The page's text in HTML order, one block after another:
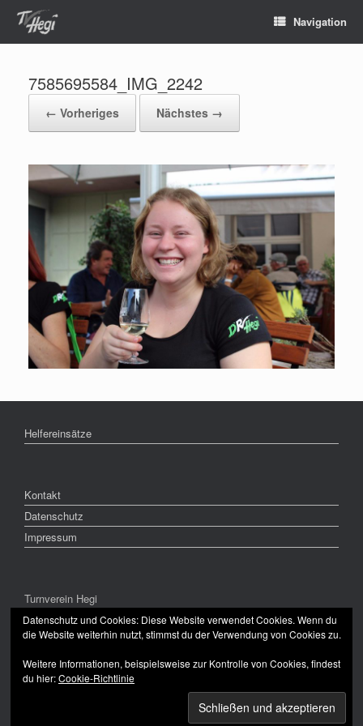
Navigation
7585695584_IMG_2242
← Vorheriges Nächstes →
Helfereinsätze
Kontakt
Datenschutz
Impressum
Turnverein Hegi
CH-8409 Winterthur
Datenschutz und Cookies: Diese Website verwendet Cookies. Wenn du
die Website weiterhin nutzt, stimmst du der Verwendung von Cookies zu.
Weitere Informationen, beispielsweise zur Kontrolle von Cookies, findest
du hier:Cookie-Richtlinie